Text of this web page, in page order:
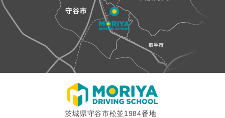
茨城県守谷市松並1984番地